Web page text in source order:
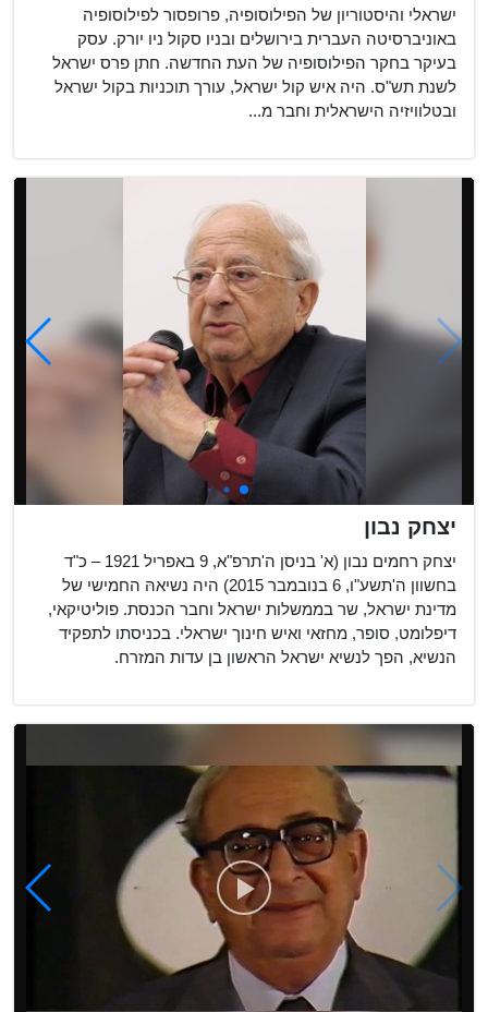
ישראלי והיסטוריון של הפילוסופיה, פרופסור לפילוסופיה
באוניברסיטה העברית בירושלים ובניו סקול ניו יורק. עסק
בעיקר בחקר הפילוסופיה של העת החדשה. חתן פרס ישראל
לשנת תש"ס. היה איש קול ישראל, עורך תוכניות בקול ישראל
ובטלוויזיה הישראלית וחבר מ...
יצחק נבון
יצחק רחמים נבון (א' בניסן ה'תרפ"א, 9 באפריל 1921 – כ"ד
בחשוון ה'תשע"ו, 6 בנובמבר 2015) היה נשיאהּ החמישי של
מדינת ישראל, שר בממשלות ישראל וחבר הכנסת. פוליטיקאי,
דיפלומט, סופר, מחזאי ואיש חינוך ישראלי. בכניסתו לתפקיד
הנשיא, הפך לנשיא ישראל הראשון בן עדות המזרח.